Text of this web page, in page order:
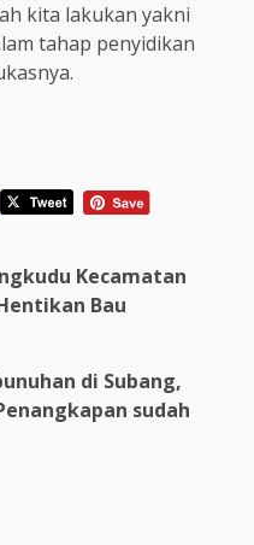
kita lakukan yakni
tahap penyidikan
Kecamatan
Bau
di Subang,
sudah